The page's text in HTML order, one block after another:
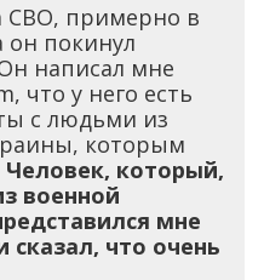
СВО, примерно в
он покинул
написал мне
что у него есть
с людьми из
которым
Человек, который,
военной
мне
что очень